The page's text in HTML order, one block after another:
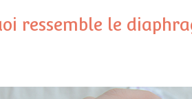
ressemble le